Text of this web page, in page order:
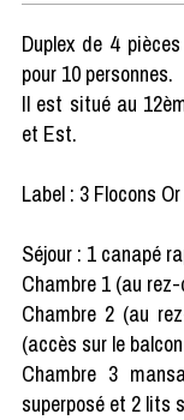
Duplex de 4
pour 10 personnes.
Il est situé au
et Est.
Label : 3 Flocons Or
Séjour : 1 canapé
Chambre 1 (au
Chambre 2 (au
(accès sur le
Chambre 3
superposé et 2 lits